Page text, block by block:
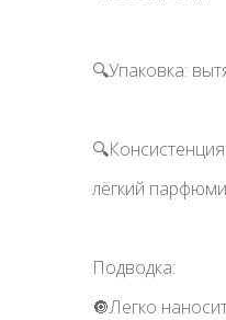
🔍Упаковка:
лёгкий
Подводка:
🔘Легко